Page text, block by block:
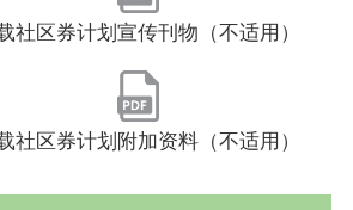
社区券计划宣传刊物（不适用）
社区券计划附加资料（不适用）